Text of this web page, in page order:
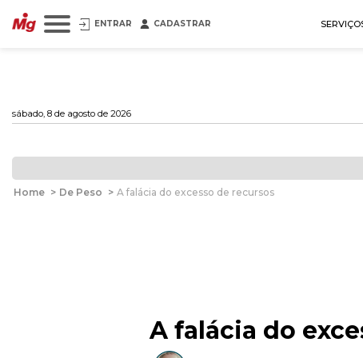
ENTRAR CADASTRAR
sábado, 8 de agosto de 2026
Home > De Peso > A falácia do excesso de recursos
A falácia do